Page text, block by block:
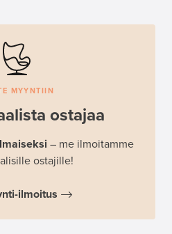
MYYNTIIN
ostajaa
– me ilmoitamme
ostajille!
ilmoitus